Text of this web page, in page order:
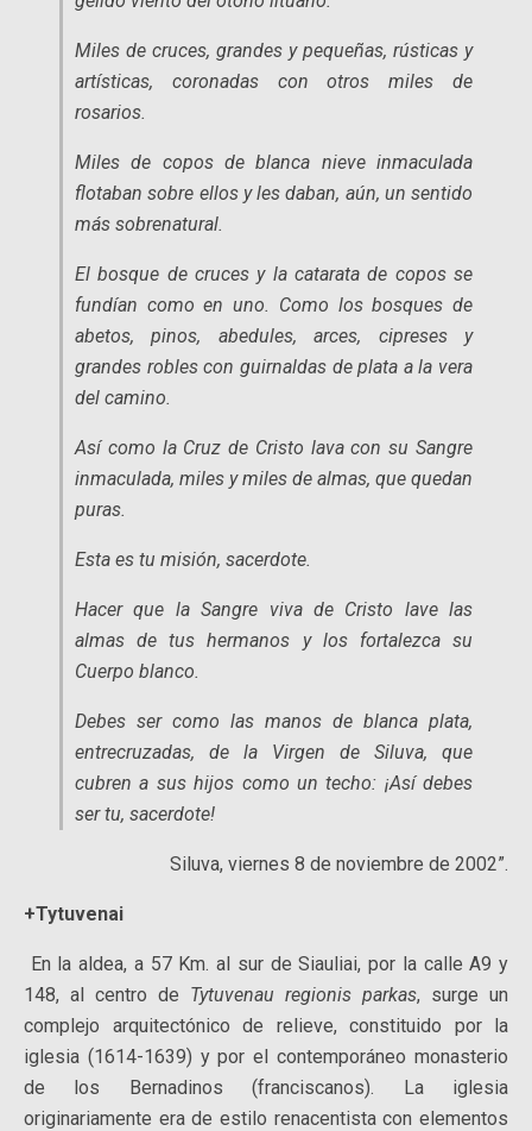
Miles de cruces, grandes y pequeñas, rústicas y
artísticas, coronadas con otros miles de
rosarios.
Miles de copos de blanca nieve inmaculada
flotaban sobre ellos y les daban, aún, un sentido
más sobrenatural.
El bosque de cruces y la catarata de copos se
fundían como en uno. Como los bosques de
abetos, pinos, abedules, arces, cipreses y
grandes robles con guirnaldas de plata a la vera
del camino.
Así como la Cruz de Cristo lava con su Sangre
inmaculada, miles y miles de almas, que quedan
puras.
Esta es tu misión, sacerdote.
Hacer que la Sangre viva de Cristo lave las
almas de tus hermanos y los fortalezca su
Cuerpo blanco.
Debes ser como las manos de blanca plata,
entrecruzadas, de la Virgen de Siluva, que
cubren a sus hijos como un techo: ¡Así debes
ser tu, sacerdote!
Siluva, viernes 8 de noviembre de 2002”.
+Tytuvenai
En la aldea, a 57 Km. al sur de Siauliai, por la calle A9 y
148, al centro de Tytuvenau regionis parkas, surge un
complejo arquitectónico de relieve, constituido por la
iglesia (1614-1639) y por el contemporáneo monasterio
de los Bernadinos (franciscanos). La iglesia
originariamente era de estilo renacentista con elementos